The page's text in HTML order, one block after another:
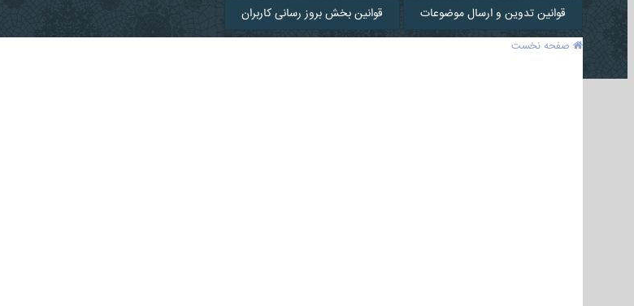
قوانین تدوین و ارسال موضوعات قوانین بخش بروز رسانی کاربران
صفحه نخست